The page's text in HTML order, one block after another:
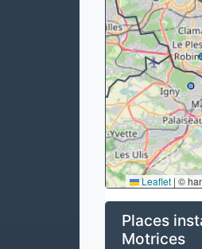
Leaflet | ©
Places
Motrices